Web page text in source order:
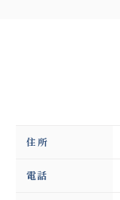
住所
電話